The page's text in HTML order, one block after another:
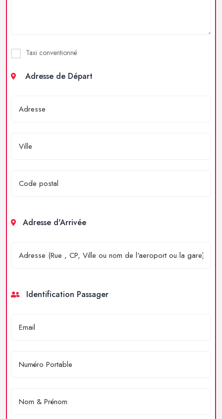
Taxi conventionné
Adresse de Départ
Adresse d'Arrivée
Identification Passager